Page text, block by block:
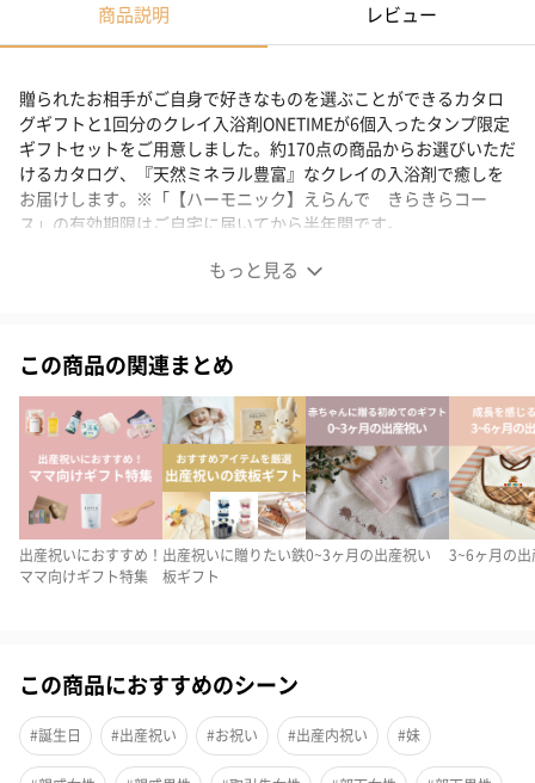
商品説明 レビュー
もっと見る
贈られたお相手がご自身で好きなものを選ぶことができるカタロ
グギフトと1回分のクレイ入浴剤ONETIMEが6個入ったタンプ限定
ギフトセットをご用意しました。約170点の商品からお選びいただ
けるカタログ、『天然ミネラル豊富』なクレイの入浴剤で癒しを
お届けします。※「【ハーモニック】えらんで きらきらコー
ス」の有効期限はご自宅に届いてから半年間です。
「きらきらコース」 ギフトカタログ
【ハーモニック】えらんで きらきらコース
出産祝いや小さなお子様がいる家族に贈り物を贈りたい人、必見
です！
赤ちゃん用の商品が170個もある中から、貰った方が好きなものを
選ぶことができます。これなら本当に頬しいものが届きますね。
出産祝いの定番、おもちゃや食器ブランケットからベビーオイル
さらには、お母さん向けのアイテムまでそろったバリエ―ション
豊かなカタログギフトですが具体的にどんなものがあるのか列挙
してみました。
この商品の関連まとめ
出産祝いにおすすめ！
ママ向けギフト特集
出産祝いに贈りたい鉄
板ギフト
0~3ヶ月の出産祝い 3~6ヶ月の
この商品におすすめのシーン
#誕生日 #出産祝い #お祝い #出産内祝い #妹